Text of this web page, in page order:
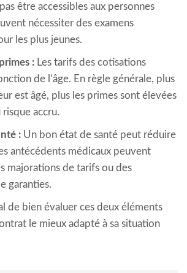
être accessibles aux personnes
nécessiter des examens
les plus jeunes.
: Les tarifs des cotisations
de l’âge. En règle générale, plus
est âgé, plus les primes sont élevées
accru.
: Un bon état de santé peut réduire
antécédents médicaux peuvent
majorations de tarifs ou des
garanties.
de bien évaluer ces deux éléments
le mieux adapté à sa situation